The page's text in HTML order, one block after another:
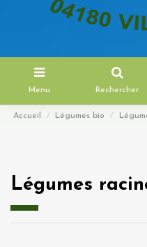
Menu Rechercher
Accueil Légumes bio
Légumes